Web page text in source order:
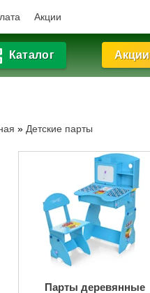
Акции
Каталог Акции
» Детские парты
Парты деревянные